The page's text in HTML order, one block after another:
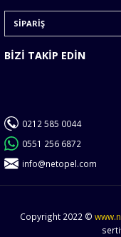
SİPARİŞ
BİZİ TAKİP EDİN
0212 585 0044
0551 256 6872
info@netopel.com
Copyright 2022 ©